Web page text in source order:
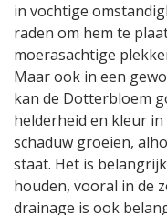
in vochtige
raden om hem te
moerasachtige
Maar ook in een
kan de Dotterbloem
helderheid en kleur
schaduw groeien,
staat. Het is
houden, vooral in de
drainage is ook